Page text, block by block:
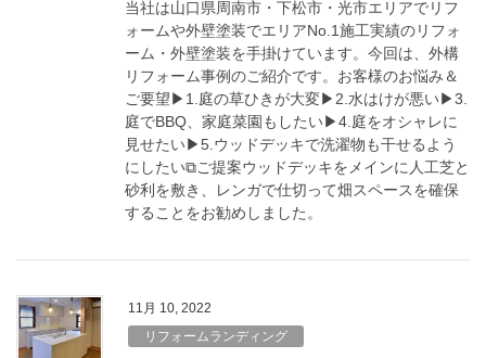
当社は山口県周南市・下松市・光市エリアでリフ
ォームや外壁塗装でエリアNo.1施工実績のリフォ
ーム・外壁塗装を手掛けています。今回は、外構
リフォーム事例のご紹介です。お客様のお悩み＆
ご要望▶︎1.庭の草ひきが大変▶︎2.水はけが悪い▶︎3.
庭でBBQ、家庭菜園もしたい▶︎4.庭をオシャレに
見せたい▶︎5.ウッドデッキで洗濯物も干せるよう
にしたい⧉ご提案ウッドデッキをメインに人工芝と
砂利を敷き、レンガで仕切って畑スペースを確保
することをお勧めしました。
11月 10, 2022
リフォームランディング